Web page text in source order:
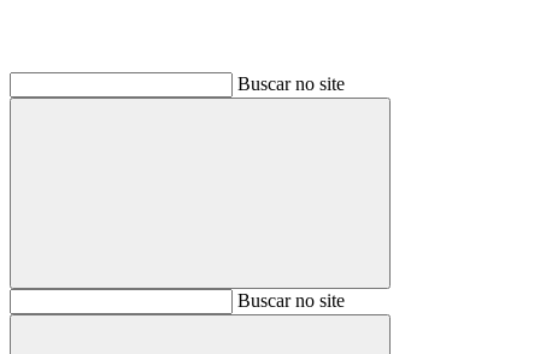
Buscar no site
BuscarBuscar no site